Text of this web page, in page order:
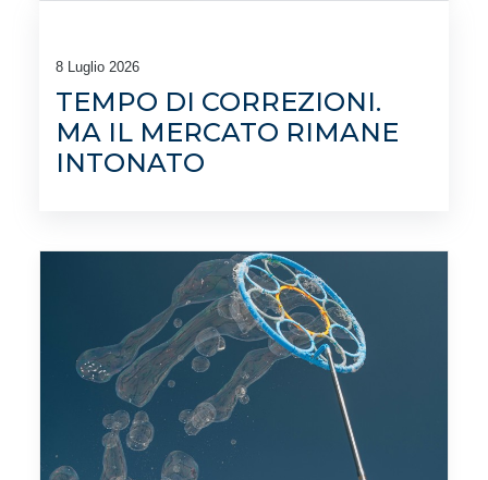
8 Luglio 2026
TEMPO DI CORREZIONI.
MA IL MERCATO RIMANE
INTONATO